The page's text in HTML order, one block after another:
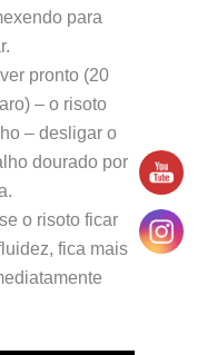
para
pronto (20
– o risoto
– desligar o
dourado por
o risoto ficar
fica mais